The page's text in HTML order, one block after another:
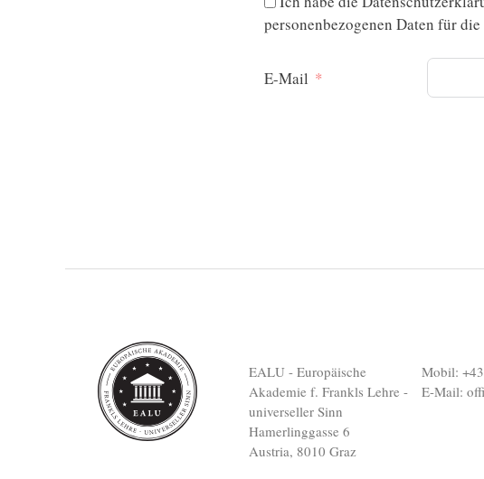
personenbezogenen Daten für
E-Mail
EALU - Europäische
Akademie f. Frankls Lehre -
universeller Sinn
Hamerlinggasse 6
Austria, 8010 Graz
Mobil:
E-Mail: